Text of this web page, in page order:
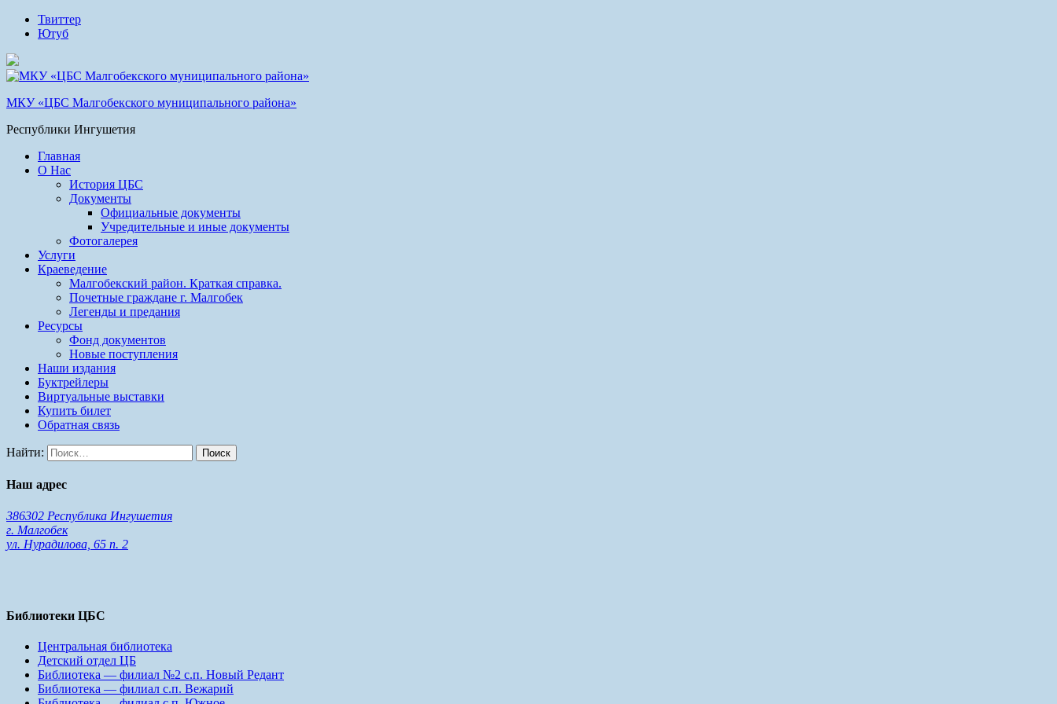
Твиттер
Ютуб
МКУ «ЦБС Малгобекского муниципального района»
Республики Ингушетия
Главная
О Нас
История ЦБС
Документы
Официальные документы
Учредительные и иные документы
Фотогалерея
Услуги
Краеведение
Малгобекский район. Краткая справка.
Почетные граждане г. Малгобек
Легенды и предания
Ресурсы
Фонд документов
Новые поступления
Наши издания
Буктрейлеры
Виртуальные выставки
Купить билет
Обратная связь
Найти:
Наш адрес
386302 Республика Ингушетия
г. Малгобек
ул. Нурадилова, 65 п. 2
Библиотеки ЦБС
Центральная библиотека
Детский отдел ЦБ
Библиотека — филиал №2 с.п. Новый Редант
Библиотека — филиал с.п. Вежарий